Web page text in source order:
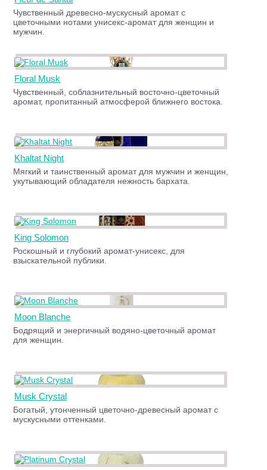
Чувственный древесно-мускусный аромат с
цветочными нотами унисекс-аромат для женщин и
мужчин.
Floral Musk
Чувственный, соблазнительный восточно-цветочный
аромат, пропитанный атмосферой ближнего востока.
Khaltat Night
Мягкий и таинственный аромат для мужчин и женщин,
укутывающий обладателя нежность бархата.
King Solomon
Роскошный и глубокий аромат-унисекс, для
взыскательной публики.
Moon Blanche
Бодрящий и энергичный водяно-цветочный аромат
для женщин.
Musk Crystal
Богатый, утонченный цветочно-древесный аромат с
мускусными оттенками.